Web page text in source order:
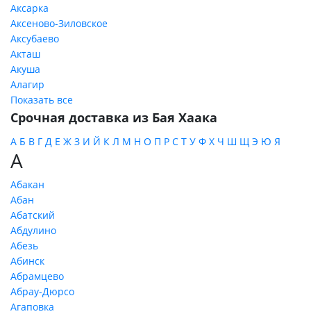
Аксарка
Аксеново-Зиловское
Аксубаево
Акташ
Акуша
Алагир
Показать все
Срочная доставка из Бая Хаака
А Б В Г Д Е Ж З И Й К Л М Н О П Р С Т У Ф Х Ч Ш Щ Э Ю Я
А
Абакан
Абан
Абатский
Абдулино
Абезь
Абинск
Абрамцево
Абрау-Дюрсо
Агаповка